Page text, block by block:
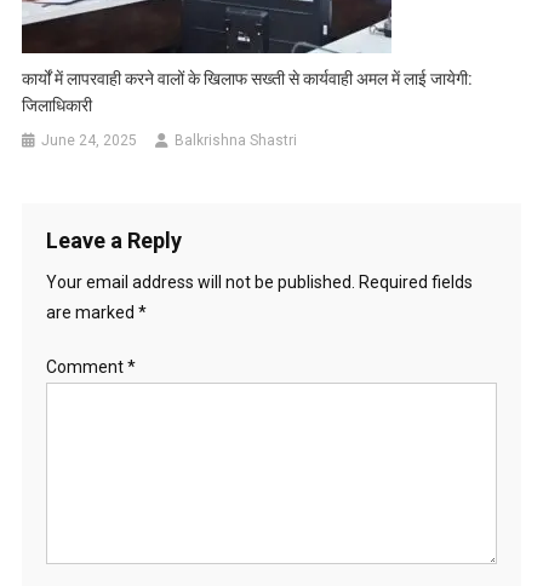
कार्यों में लापरवाही करने वालों के खिलाफ सख्ती से कार्यवाही अमल में लाई जायेगी:
जिलाधिकारी
June 24, 2025 Balkrishna Shastri
Leave a Reply
Your email address will not be published.
Required fields
are marked *
Comment*